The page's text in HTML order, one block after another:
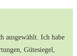
ausgewählt. Ich habe
Gütesiegel,